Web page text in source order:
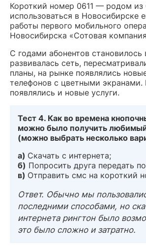
Короткий номер 0611 — родом
использоваться в Новосибирске
работы первого мобильного
Новосибирска «Сотовая
С годами абонентов становилось
развивалась сеть,
планы, на рынке появлялись
телефонов с цветными экранами.
появлялись и новые услуги.
Тест 4. Как во времена
можно было получить
(можно выбрать несколько
а) Cкачать с интернета;
б) Попросить друга передать
в) Отправить смс на короткий
Ответ. Обычно мы
последними способами, но
интернета рингтон было
это было сложно и затратно.